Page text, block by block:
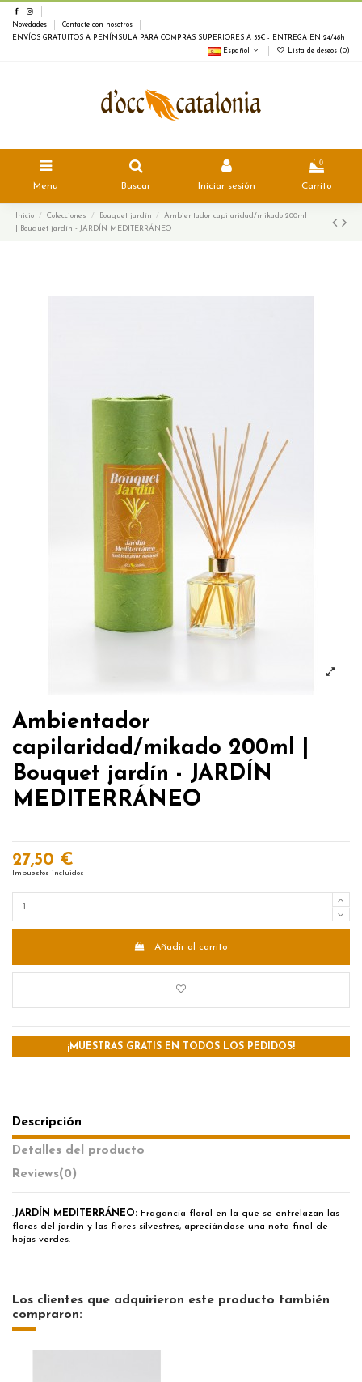
Novedades
Contacte con nosotros
ENVÍOS GRATUITOS A PENÍNSULA PARA COMPRAS SUPERIORES A 55€ - ENTREGA EN 24/48h
Español
Lista de deseos (0)
Menu Buscar Iniciar sesión
0
Carrito
Inicio Colecciones Bouquet jardín
Ambientador capilaridad/mikado 200ml
| Bouquet jardín - JARDÍN MEDITERRÁNEO
Ambientador
capilaridad/mikado 200ml |
Bouquet jardín - JARDÍN
MEDITERRÁNEO
27,50 €
Impuestos incluidos
Añadir al carrito
¡MUESTRAS GRATIS EN TODOS LOS PEDIDOS!
Descripción
Detalles del producto
Reviews(0)
.JARDÍN MEDITERRÁNEO: Fragancia floral en la que se entrelazan las
flores del jardín y las flores silvestres, apreciándose una nota final de
hojas verdes.
Los clientes que adquirieron este producto también
compraron: